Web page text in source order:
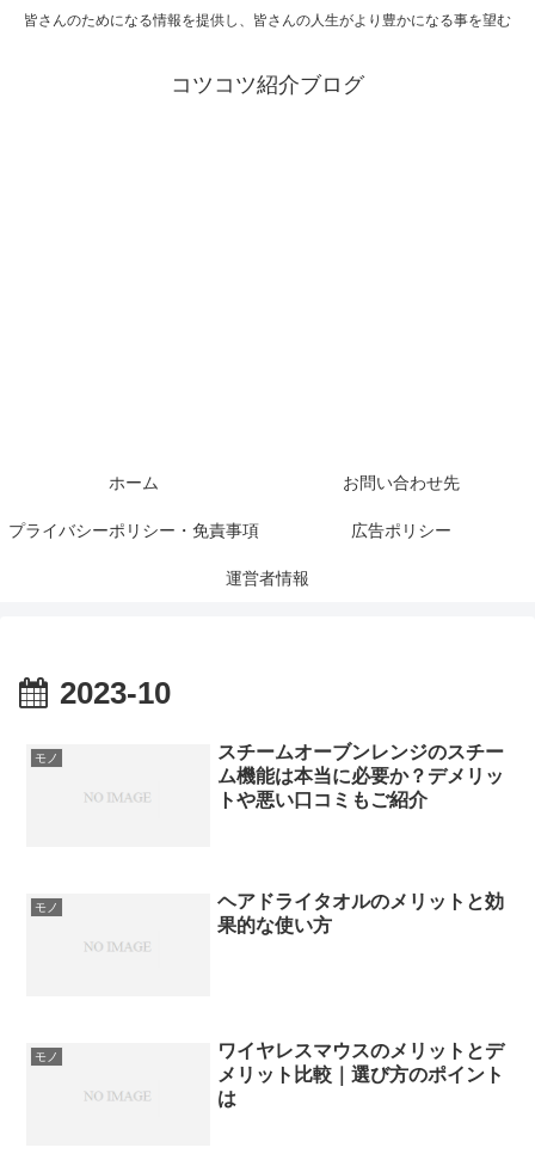
皆さんのためになる情報を提供し、皆さんの人生がより豊かになる事を望む
コツコツ紹介ブログ
ホーム お問い合わせ先
プライバシーポリシー・免責事項 広告ポリシー
運営者情報
2023-10
モノ
スチームオーブンレンジのスチー
ム機能は本当に必要か？デメリッ
トや悪い口コミもご紹介
モノ
ヘアドライタオルのメリットと効
果的な使い方
モノ
ワイヤレスマウスのメリットとデ
メリット比較｜選び方のポイント
は